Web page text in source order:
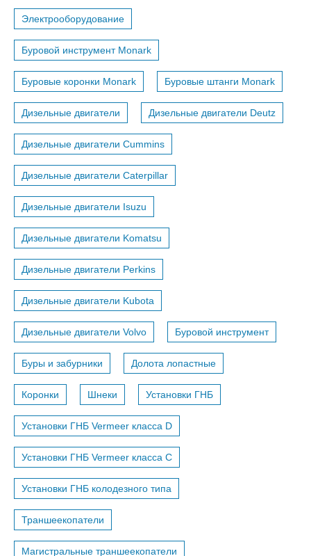
Электрооборудование
Буровой инструмент Monark
Буровые коронки Monark Буровые штанги Monark
Дизельные двигатели Дизельные двигатели Deutz
Дизельные двигатели Cummins
Дизельные двигатели Caterpillar
Дизельные двигатели Isuzu
Дизельные двигатели Komatsu
Дизельные двигатели Perkins
Дизельные двигатели Kubota
Дизельные двигатели Volvo Буровой инструмент
Буры и забурники Долота лопастные
Коронки Шнеки Установки ГНБ
Установки ГНБ Vermeer класса D
Установки ГНБ Vermeer класса С
Установки ГНБ колодезного типа
Траншеекопатели
Магистральные траншеекопатели